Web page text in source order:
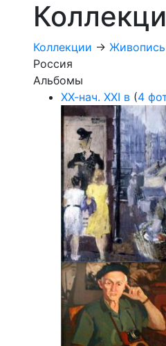
Коллекции -> Живопись
Россия
Альбомы
ХХ-нач. ХХI в (4